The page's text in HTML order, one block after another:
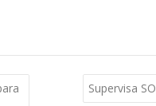
Supervisa